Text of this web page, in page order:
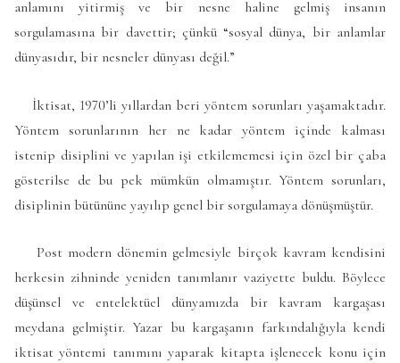
anlamını yitirmiş ve bir nesne haline gelmiş insanın
sorgulamasına bir davettir; çünkü “sosyal dünya, bir anlamlar
dünyasıdır, bir nesneler dünyası değil.”
İktisat, 1970’li yıllardan beri yöntem sorunları yaşamaktadır.
Yöntem sorunlarının her ne kadar yöntem içinde kalması
istenip disiplini ve yapılan işi etkilememesi için özel bir çaba
gösterilse de bu pek mümkün olmamıştır. Yöntem sorunları,
disiplinin bütününe yayılıp genel bir sorgulamaya dönüşmüştür.
Post modern dönemin gelmesiyle birçok kavram kendisini
herkesin zihninde yeniden tanımlanır vaziyette buldu. Böylece
düşünsel ve entelektüel dünyamızda bir kavram kargaşası
meydana gelmiştir. Yazar bu kargaşanın farkındalığıyla kendi
iktisat yöntemi tanımını yaparak kitapta işlenecek konu için